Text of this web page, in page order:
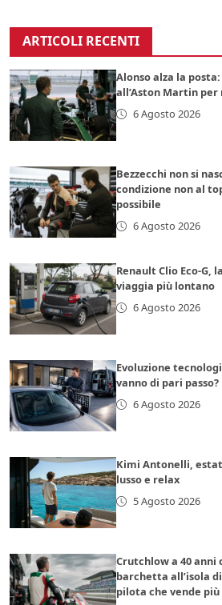
ARTICOLI RECENTI
Alonso alza la
all’Aston Martin
6 Agosto 2026
Bezzecchi non si
condizione non al
possibile
6 Agosto 2026
Renault Clio Eco-G,
viaggia più lontano
6 Agosto 2026
Evoluzione
vanno di pari passo?
6 Agosto 2026
Kimi Antonelli,
lusso e relax
5 Agosto 2026
Crutchlow a 40
barchetta all’isola
pilota che vende